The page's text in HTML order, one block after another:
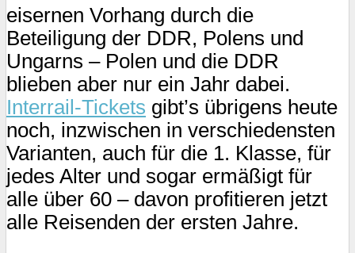
eisernen Vorhang durch die
Beteiligung der DDR, Polens und
Ungarns – Polen und die DDR
blieben aber nur ein Jahr dabei.
Interrail-Tickets gibt’s übrigens heute
noch, inzwischen in verschiedensten
Varianten, auch für die 1. Klasse, für
jedes Alter und sogar ermäßigt für
alle über 60 – davon profitieren jetzt
alle Reisenden der ersten Jahre.